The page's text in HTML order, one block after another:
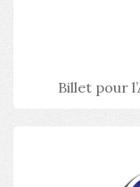
Billet pour